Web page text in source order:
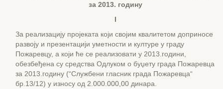
за 2013. годину
I
За реализацију пројеката који својим квалитетом доприносе
развоју и презентацији уметности и културе у граду
Пожаревцу, а који ће се реализовати у 2013.години,
обезбеђена су средства Одлуком о буџету града Пожаревца
за 2013.годину (“Службени гласник града Пожаревца“
бр.13/12) у износу од 2.000.000,00 динара.